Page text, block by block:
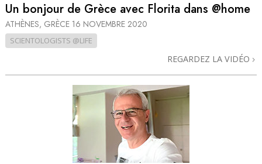
Un bonjour de Grèce avec Florita dans @home
ATHÈNES, GRÈCE 16 NOVEMBRE 2020
SCIENTOLOGISTS @LIFE
REGARDEZ LA VIDÉO